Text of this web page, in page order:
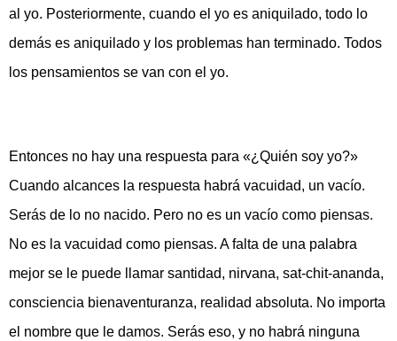
al yo. Posteriormente, cuando el yo es aniquilado, todo lo
demás es aniquilado y los problemas han terminado. Todos
los pensamientos se van con el yo.
Entonces no hay una respuesta para «¿Quién soy yo?»
Cuando alcances la respuesta habrá vacuidad, un vacío.
Serás de lo no nacido. Pero no es un vacío como piensas.
No es la vacuidad como piensas. A falta de una palabra
mejor se le puede llamar santidad, nirvana, sat-chit-ananda,
consciencia bienaventuranza, realidad absoluta. No importa
el nombre que le damos. Serás eso, y no habrá ninguna